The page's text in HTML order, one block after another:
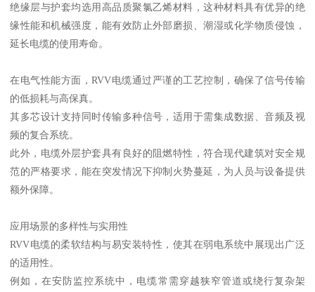
绝缘层与护套均选用高品质聚氯乙烯材料，这种材料具有优异的绝
缘性能和机械强度，能有效防止外部磨损、潮湿或化学物质侵蚀，
延长电缆的使用寿命。
在电气性能方面，RVV电缆通过严谨的工艺控制，确保了信号传输
的低损耗与高保真。
其多芯设计支持同时传输多种信号，适用于需集成数据、音频及视
频的复合系统。
此外，电缆外层护套具有良好的阻燃特性，符合现代建筑对安全规
范的严格要求，能在突发情况下抑制火势蔓延，为人员与设备提供
额外保障。
应用场景的多样性与实用性
RVV电缆的柔软结构与易安装特性，使其在弱电系统中展现出广泛
的适用性。
例如，在安防监控系统中，电缆常需穿越狭窄管道或绕行复杂架